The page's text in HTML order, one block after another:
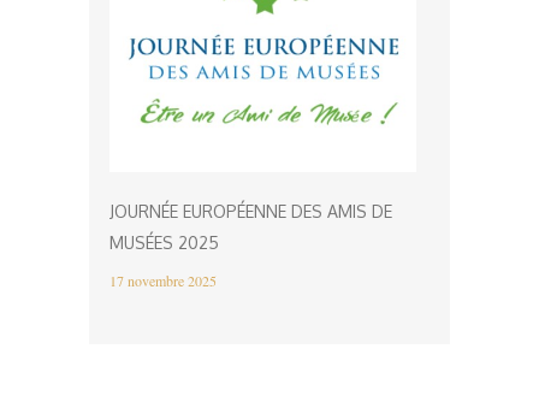
JOURNÉE EUROPÉENNE DES AMIS DE
MUSÉES 2025
17 novembre 2025